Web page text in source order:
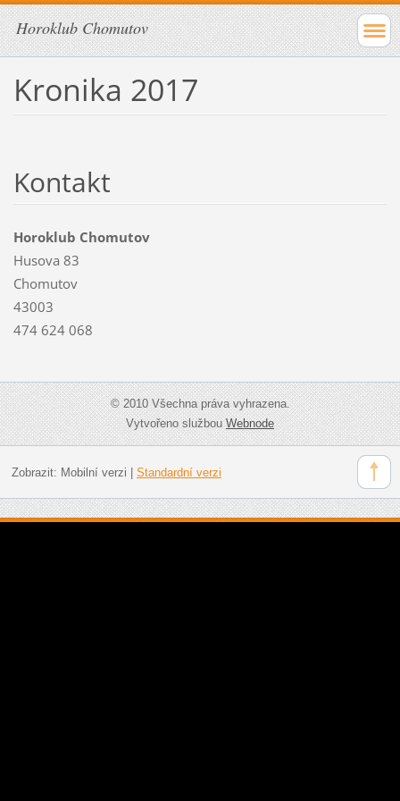
Horoklub Chomutov
Kronika 2017
Kontakt
Horoklub Chomutov
Husova 83
Chomutov
43003
474 624 068
© 2010 Všechna práva vyhrazena.
Vytvořeno službouWebnode
Zobrazit: Mobilní verzi Standardní verzi